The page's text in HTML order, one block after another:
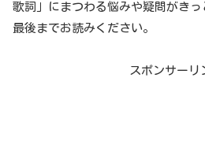
歌詞」にまつわる悩みや疑問がき
最後までお読みください。
スポンサーリ